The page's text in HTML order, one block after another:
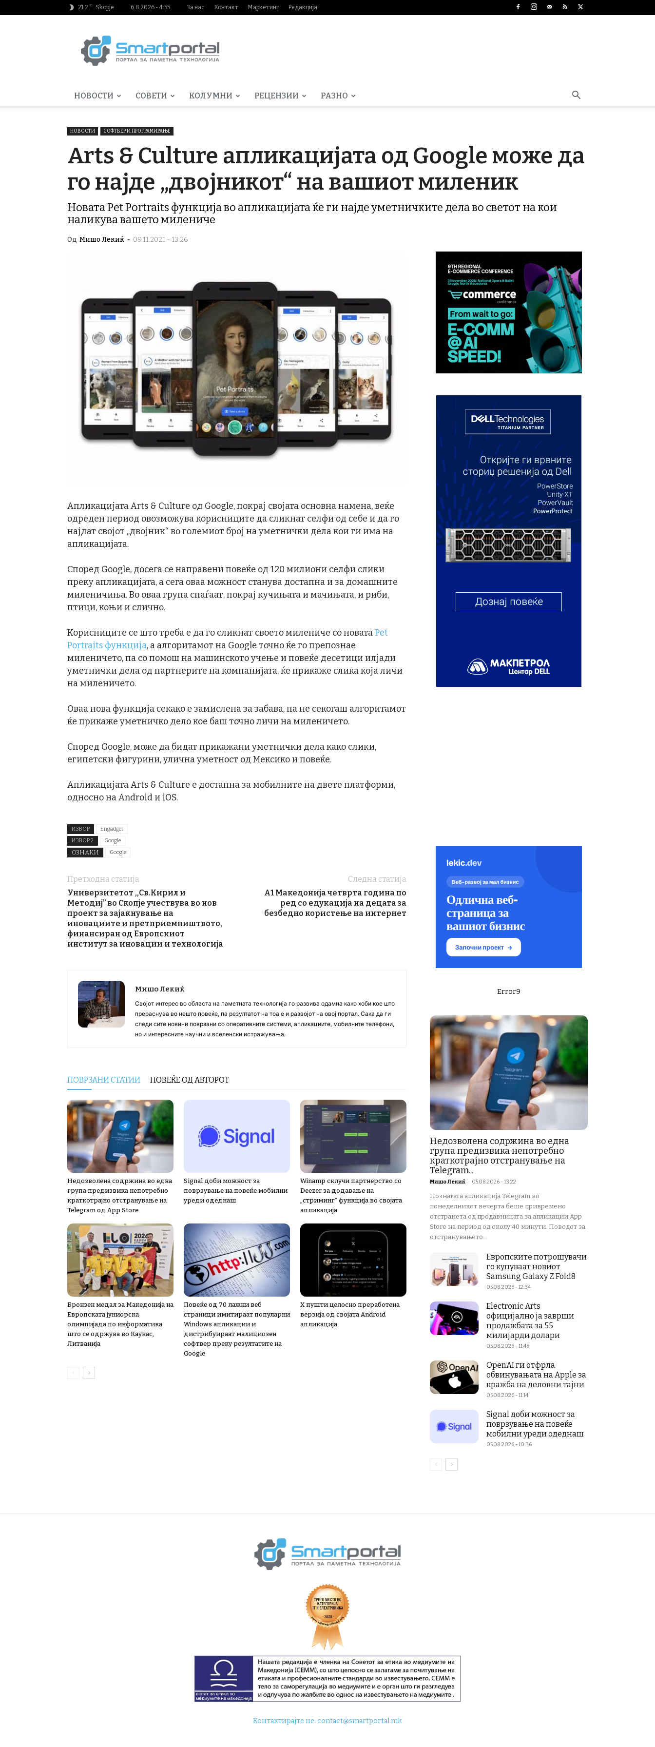
21.2 C Skopje 6.8.2026 - 4:55 За нас Контакт Маркетинг Редакција
НОВОСТИ СОВЕТИ КОЛУМНИ РЕЦЕНЗИИ РАЗНО
НОВОСТИ СОФТВЕР И ПРОГРАМИРАЊЕ
Arts & Culture апликацијата од Google може да
го најде „двојникот“ на вашиот миленик
Новатa Pet Portraits функција во апликацијата ќе ги најде уметничките дела во светот на кои
наликува вашето милениче
Од Мишо Лекиќ - 09.11.2021 - 13:26
Апликацијата Arts & Culture од Google, покрај својата основна намена, веќе
одреден период овозможува корисниците да сликнат селфи од себе и да го
најдат својот „двојник“ во големиот број на уметнички дела кои ги има на
апликацијата.
Според Google, досега се направени повеќе од 120 милиони селфи слики
преку апликацијата, а сега оваа можност станува достапна и за домашните
миленичиња. Во оваа група спаѓаат, покрај кучињата и мачињата, и риби,
птици, коњи и слично.
Корисниците се што треба е да го сликнат своето милениче со новатаPet
Portraits функција, а алгоритамот на Google точно ќе го препознае
миленичето, па со помош на машинското учење и повеќе десетици илјади
уметнички дела од партнерите на компанијата, ќе прикаже слика која личи
на миленичето.
Оваа нова функција секако е замислена за забава, па не секогаш алгоритамот
ќе прикаже уметничко дело кое баш точно личи на миленичето.
Според Google, може да бидат прикажани уметнички дела како слики,
египетски фигурини, улична уметност од Мексико и повеќе.
Апликацијата Arts & Culture е достапна за мобилните на двете платформи,
односно на Android и iOS.
ИЗВОР
Engadget
ИЗВОР 2
Google
ОЗНАКИ Google
Претходна статија
Универзитетот ,,Св.Кирил и
Методиј” во Скопје учествува во нов
проект за зајакнување на
иновациите и претприемништвото,
финансиран од Европскиот
институт за иновации и технологија
Следна статија
A1 Македонија четврта година по
ред со едукација на децата за
безбедно користење на интернет
Мишо Лекиќ
Својот интерес во областа на паметната технологија го развива одамна како хоби кое што
прераснува во нешто повеќе, па резултатот на тоа е и развојот на овој портал. Сака да ги
следи сите новини поврзани со оперативните системи, апликациите, мобилните телефони,
но и интересните научни и вселенски истражувања.
ПОВРЗАНИ СТАТИИ ПОВЕЌЕ ОД АВТОРОТ
Недозволена содржина во една
група предизвика непотребно
краткотрајно отстранување на
Telegram од App Store
Signal доби можност за
поврзување на повеќе мобилни
уреди одеднаш
Winamp склучи партнерство со
Deezer за додавање на
„стриминг“ функција во својата
апликација
Бронзен медал за Македонија на
Европската јуниорска
олимпијада по информатика
што се одржува во Каунас,
Литванија
Повеќе од 70 лажни веб
страници имитираат популарни
Windows апликации и
дистрибуираат малициозен
софтвер преку резултатите на
Google
X пушти целосно преработена
верзија од својата Android
апликација
Error9
Недозволена содржина во една
група предизвика непотребно
краткотрајно отстранување на
Telegram...
Мишо Лекиќ - 05.08.2026 - 13:22
Познатата апликација Telegram во
понеделникот вечерта беше привремено
отстранета од продавницата за апликации App
Store на период од околу 40 минути. Поводот за
отстранувањето...
Европските потрошувачи
го купуваат новиот
Samsung Galaxy Z Fold8
05.08.2026 - 12:34
Electronic Arts
официјално ја заврши
продажбата за 55
милијарди долари
05.08.2026 - 11:48
OpenAI ги отфрла
обвинувањата на Apple за
кражба на деловни тајни
05.08.2026 - 11:14
Signal доби можност за
поврзување на повеќе
мобилни уреди одеднаш
05.08.2026 - 10:36
Контактирајте не:contact@smartportal.mk